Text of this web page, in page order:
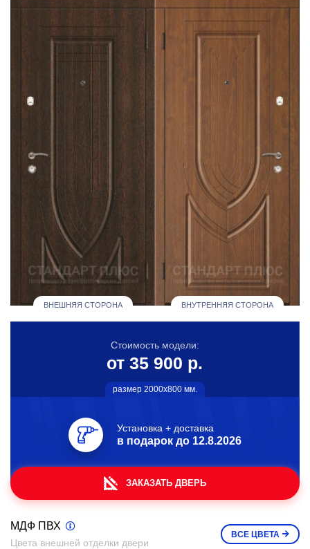
ВНЕШНЯЯ СТОРОНА ВНУТРЕННЯЯ СТОРОНА
Стоимость модели:
от 35 900 р.
размер 2000х800 мм.
Установка + доставка
в подарок до 12.8.2026
ЗАКАЗАТЬ ДВЕРЬ
МДФ ПВХ
Цвета внешней отделки двери
ВСЕ ЦВЕТА